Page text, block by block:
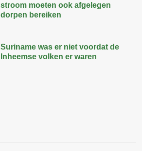
stroom moeten ook afgelegen
dorpen bereiken
Suriname was er niet voordat de
Inheemse volken er waren